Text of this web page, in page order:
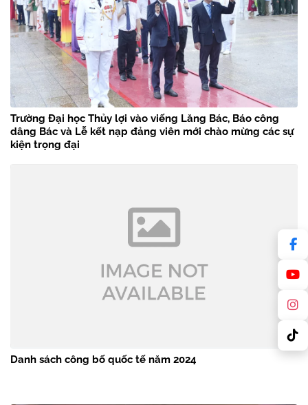
Trường Đại học Thủy lợi vào viếng Lăng Bác, Báo công
dâng Bác và Lễ kết nạp đảng viên mới chào mừng các sự
kiện trọng đại
Danh sách công bố quốc tế năm 2024